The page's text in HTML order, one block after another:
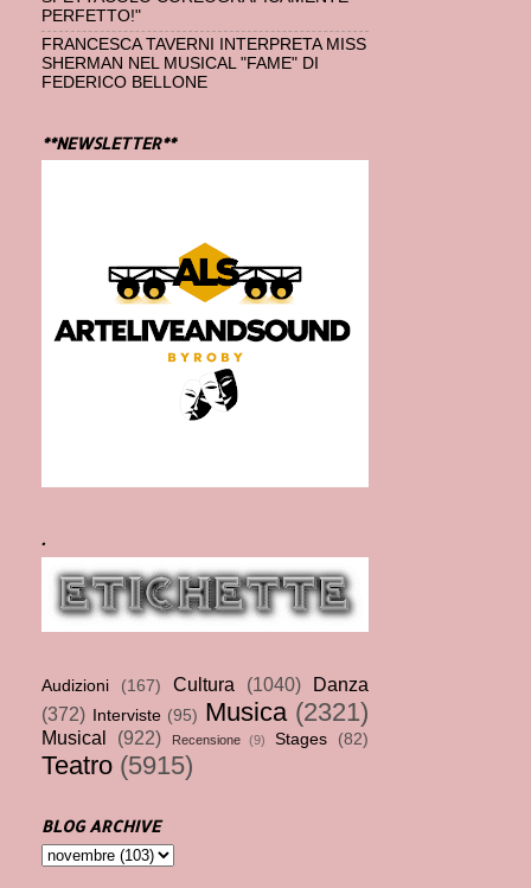
PERFETTO!"
FRANCESCA TAVERNI INTERPRETA MISS
SHERMAN NEL MUSICAL "FAME" DI
FEDERICO BELLONE
**NEWSLETTER**
.
Audizioni (167) Cultura (1040)
Danza
(372)
Interviste (95) Musica (2321)
Musical (922) Recensione (9) Stages (82)
Teatro (5915)
BLOG ARCHIVE